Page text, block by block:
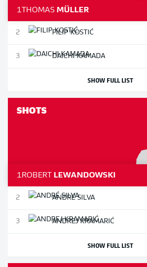
1THOMAS MÜLLER
2 FILIPKOSTIĆ
3 DAICHIKAMADA
SHOW FULL LIST
SHOTS
1ROBERT LEWANDOWSKI
2 ANDRÉSILVA
3 ANDREJKRAMARIĆ
SHOW FULL LIST